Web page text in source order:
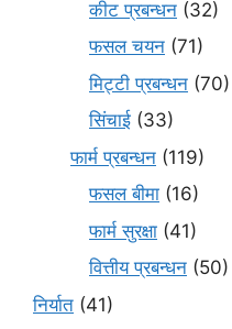
कीट प्रबन्धन (32)
फसल चयन (71)
मि‌ट्टी प्रबन्धन (70)
सिंचाई (33)
फार्म प्रबन्धन (119)
फसल बीमा (16)
फार्म सुरक्षा (41)
वित्तीय प्रबन्धन (50)
निर्यात (41)